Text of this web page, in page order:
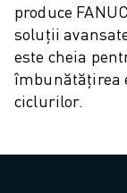
ÎNREGISTRARE
STUDII DE CAZ
SOLUȚII
INDUSTRII
produce
soluții
este cheia
îmbunătățirea
ciclurilor.